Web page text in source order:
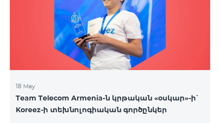
18 May
Team Telecom Armenia-ն կրթական «օսկար»-ի՝
Koreez-ի տեխնոլոգիական գործընկեր